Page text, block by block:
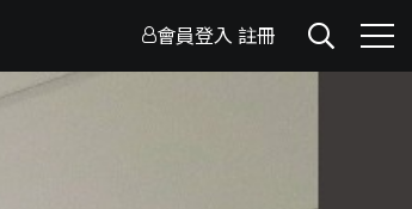
會員登入 註冊